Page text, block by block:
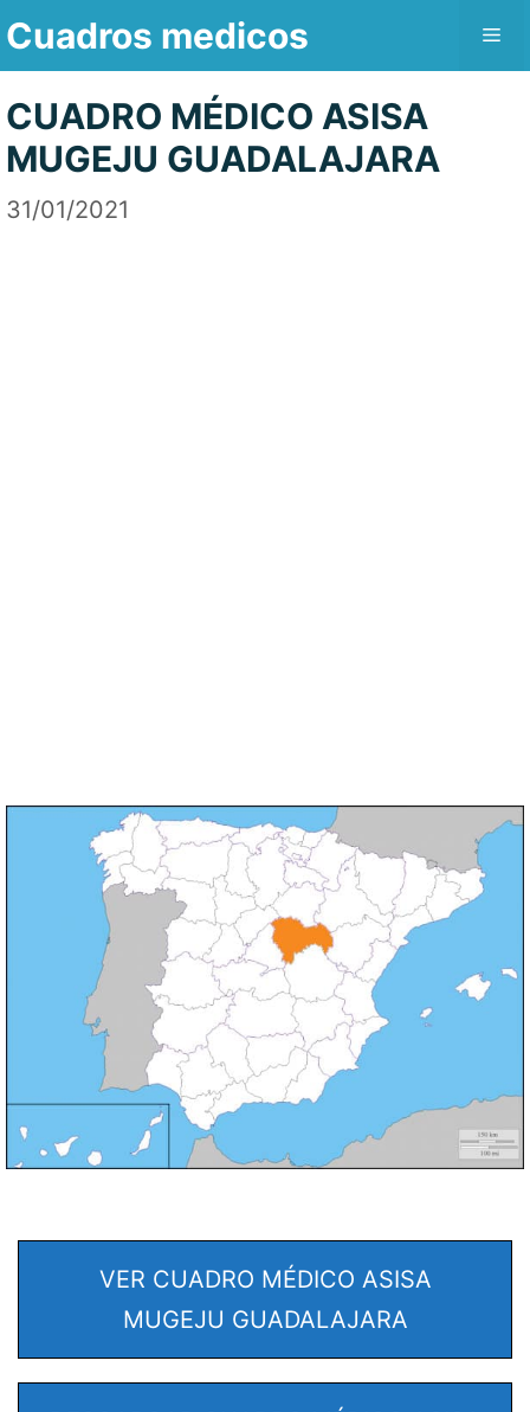
Saltar
contenido
Cuadros medicos
CUADRO MÉDICO ASISA
MUGEJU GUADALAJARA
31/01/2021
VER CUADRO MÉDICO ASISA
MUGEJU GUADALAJARA